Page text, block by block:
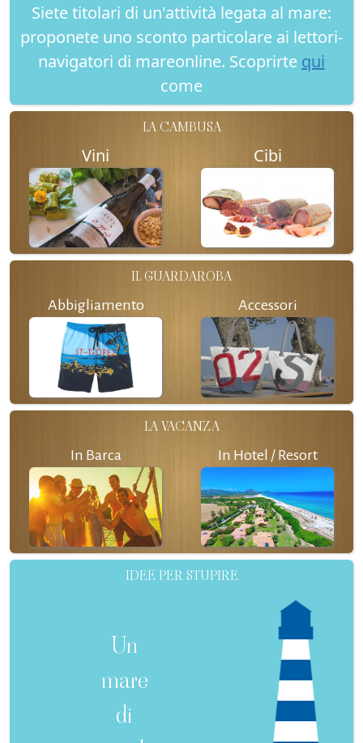
Siete titolari di un'attività legata al mare:
proponete uno sconto particolare ai lettori-
navigatori di mareonline. Scoprirte qui
come
LA CAMBUSA
Vini Cibi
IL GUARDAROBA
Abbigliamento Accessori
LA VACANZA
In Barca In Hotel / Resort
IDEE PER STUPIRE
Un
mare
di